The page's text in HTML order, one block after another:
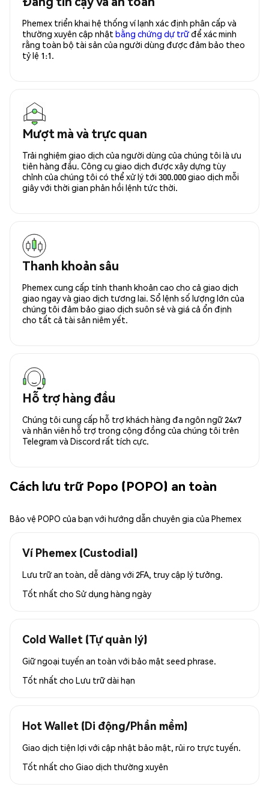
Phemex triển khai hệ thống ví lạnh xác định phân cấp và
thường xuyên cập nhật bằng chứng dự trữđể xác minh
rằng toàn bộ tài sản của người dùng được đảm bảo theo
tỷ lệ 1:1.
Mượt mà và trực quan
Trải nghiệm giao dịch của người dùng của chúng tôi là ưu
tiên hàng đầu. Công cụ giao dịch được xây dựng tùy
chỉnh của chúng tôi có thể xử lý tới 300.000 giao dịch mỗi
giây với thời gian phản hồi lệnh tức thời.
Thanh khoản sâu
Phemex cung cấp tính thanh khoản cao cho cả giao dịch
giao ngay và giao dịch tương lai. Sổ lệnh số lượng lớn của
chúng tôi đảm bảo giao dịch suôn sẻ và giá cả ổn định
cho tất cả tài sản niêm yết.
Hỗ trợ hàng đầu
Chúng tôi cung cấp hỗ trợ khách hàng đa ngôn ngữ 24x7
và nhân viên hỗ trợ trong cộng đồng của chúng tôi trên
Telegram và Discord rất tích cực.
Cách lưu trữ Popo (POPO) an toàn
Bảo vệ POPO của bạn với hướng dẫn chuyên gia của Phemex
Ví Phemex (Custodial)
Lưu trữ an toàn, dễ dàng với 2FA, truy cập lý tưởng.
Tốt nhất cho Sử dụng hàng ngày
Cold Wallet (Tự quản lý)
Giữ ngoại tuyến an toàn với bảo mật seed phrase.
Tốt nhất cho Lưu trữ dài hạn
Hot Wallet (Di động/Phần mềm)
Giao dịch tiện lợi với cập nhật bảo mật, rủi ro trực tuyến.
Tốt nhất cho Giao dịch thường xuyên